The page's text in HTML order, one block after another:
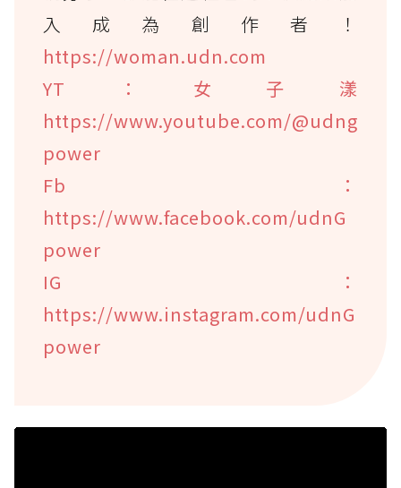
入成為創作者！
https://woman.udn.com
YT：女子漾
https://www.youtube.com/@udng
power
Fb：
https://www.facebook.com/udnG
power
IG：
https://www.instagram.com/udnG
power